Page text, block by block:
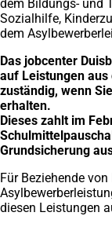
dem Bildungs- und
Sozialhilfe,
dem
Das jobcenter
auf Leistungen
zuständig, wenn
erhalten.
Dieses zahlt im
Grundsicherung
Für Beziehende
diesen Leistungen